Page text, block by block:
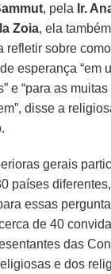
, pela Ir.
Zoia, ela
refletir sobre
esperança “em
e “para as
disse a
gerais
países
essas
de 40
das
e dos